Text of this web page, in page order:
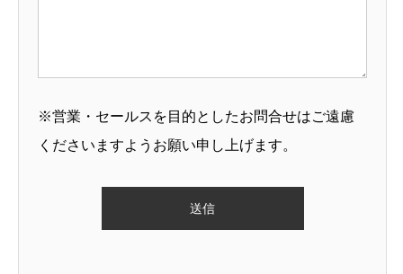
※営業・セールスを目的としたお問合せはご遠慮
くださいますようお願い申し上げます。